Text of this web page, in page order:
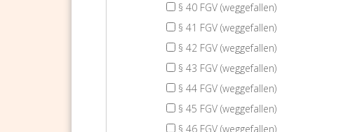
§ 40 FGV (weggefallen)
§ 41 FGV (weggefallen)
§ 42 FGV (weggefallen)
§ 43 FGV (weggefallen)
§ 44 FGV (weggefallen)
§ 45 FGV (weggefallen)
§ 46 FGV (weggefallen)